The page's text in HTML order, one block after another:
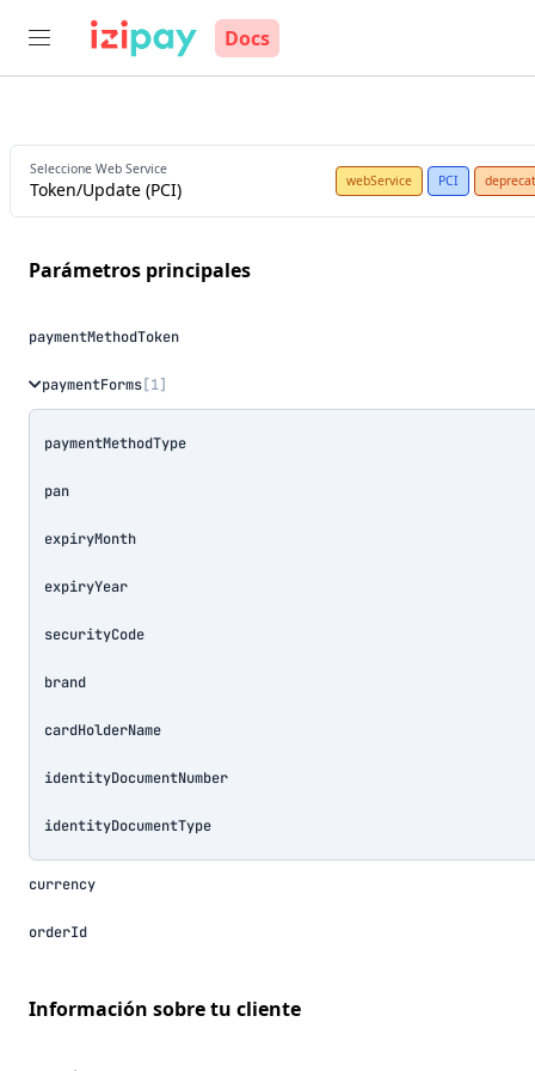
Docs
Seleccione Web Service
Token/Update (PCI) webService PCI
parámetros principales
paymentMethodToken
paymentForms[1]
paymentMethodType
pan
expiryMonth
expiryYear
securityCode
brand
cardHolderName
identityDocumentNumber
identityDocumentType
currency
orderId
información sobre tu cliente